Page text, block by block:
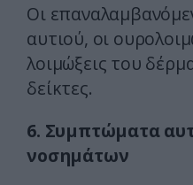
Οι
αυτιού, οι
λοιμώξεις του
δείκτες.
6. Συμπτώματα
νοσημάτων